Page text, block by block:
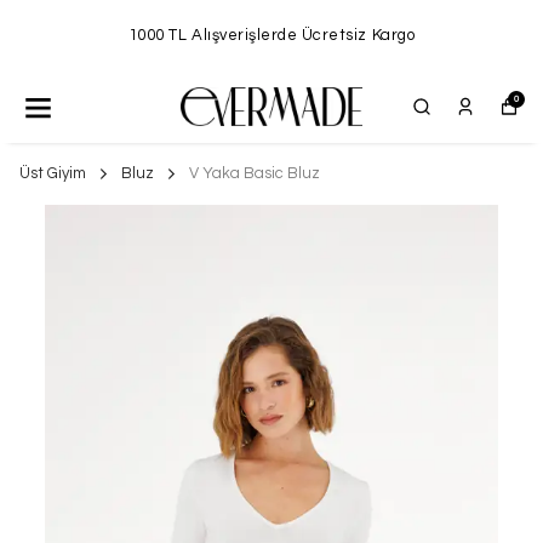
1000 TL Alışverişlerde Ücretsiz Kargo
0
Üst Giyim Bluz V Yaka Basic Bluz